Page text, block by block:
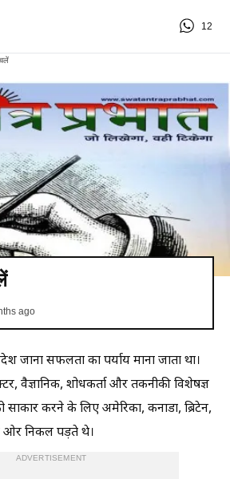
12
ago
जाना सफलता का पर्याय माना जाता था।
वैज्ञानिक, शोधकर्ता और तकनीकी विशेषज्ञ
करने के लिए अमेरिका, कनाडा, ब्रिटेन,
ओर निकल पड़ते थे।
ADVERTISEMENT